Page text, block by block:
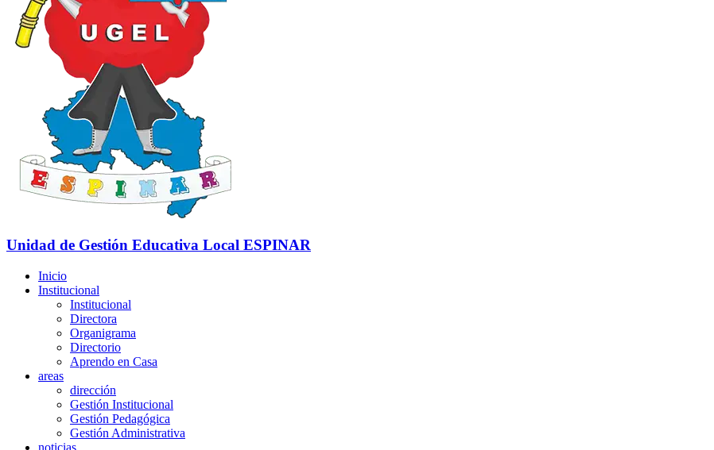
Unidad de Gestión Educativa Local ESPINAR
Inicio
Institucional
Institucional
Directora
Organigrama
Directorio
Aprendo en Casa
areas
dirección
Gestión Institucional
Gestión Pedagógica
Gestión Administrativa
noticias